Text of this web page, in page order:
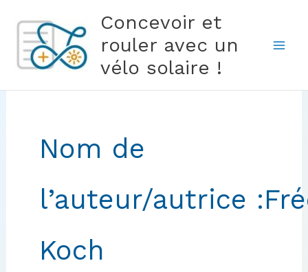
contenu
Concevoir et
rouler avec un
vélo solaire !
Nom de
l’auteur/autrice
Koch